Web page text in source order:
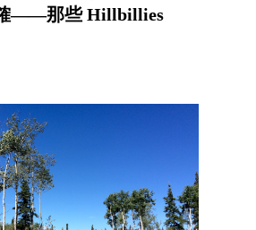
——那些 Hillbillies